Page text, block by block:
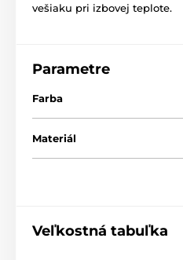
vešiaku pri izbovej teplote.
Parametre
Farba
Materiál
Veľkostná tabuľka